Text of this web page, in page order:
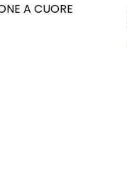
A CUORE